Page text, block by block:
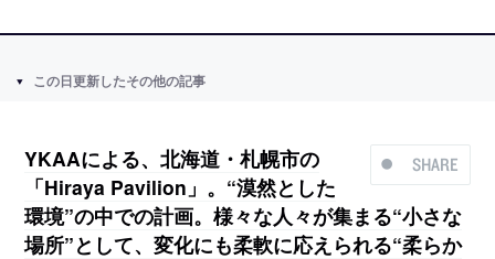
この日更新したその他の記事
SHARE
YKAAによる、北海道・札幌市の
「Hiraya Pavilion」。“漠然とした
環境”の中での計画。様々な人々が集まる“小さな
場所”として、変化にも柔軟に応えられる“柔らか